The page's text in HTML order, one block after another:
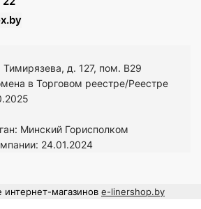
Тимирязева, д. 127, пом. В29
в Торговом реестре/Реестре
Минский Горисполком
24.01.2024
интернет-магазинов e-linershop.by